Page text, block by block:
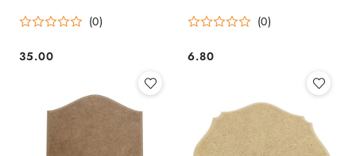
(0)
Cena:
35.00
(0)
Cena:
6.80